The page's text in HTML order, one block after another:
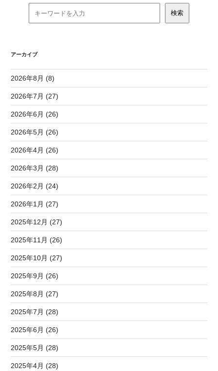
アーカイブ
2026年8月 (8)
2026年7月 (27)
2026年6月 (26)
2026年5月 (26)
2026年4月 (26)
2026年3月 (28)
2026年2月 (24)
2026年1月 (27)
2025年12月 (27)
2025年11月 (26)
2025年10月 (27)
2025年9月 (26)
2025年8月 (27)
2025年7月 (28)
2025年6月 (26)
2025年5月 (28)
2025年4月 (28)